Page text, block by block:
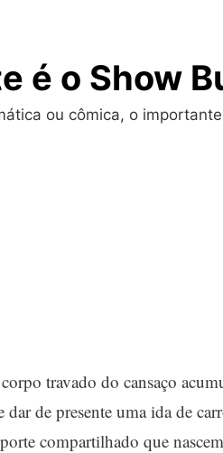
é o Show
ou cômica, o
travado do cansaço
de presente uma ida de
compartilhado que